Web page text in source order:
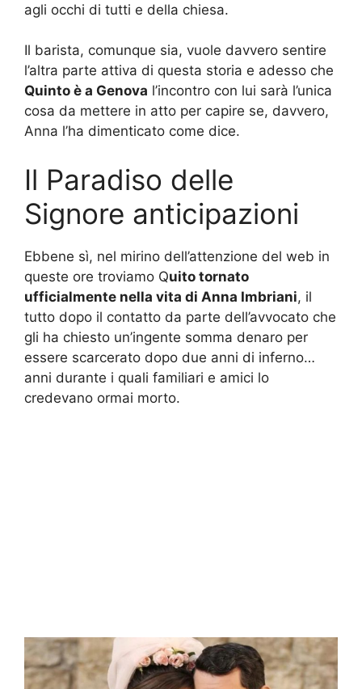
agli occhi di tutti e della chiesa.
Il barista, comunque sia, vuole davvero sentire
l’altra parte attiva di questa storia e adesso che
Quinto è a Genova l’incontro con lui sarà l’unica
cosa da mettere in atto per capire se, davvero,
Anna l’ha dimenticato come dice.
Il Paradiso delle
Signore anticipazioni
Ebbene sì, nel mirino dell’attenzione del web in
queste ore troviamo Quito tornato
ufficialmente nella vita di Anna Imbriani, il
tutto dopo il contatto da parte dell’avvocato che
gli ha chiesto un’ingente somma denaro per
essere scarcerato dopo due anni di inferno…
anni durante i quali familiari e amici lo
credevano ormai morto.